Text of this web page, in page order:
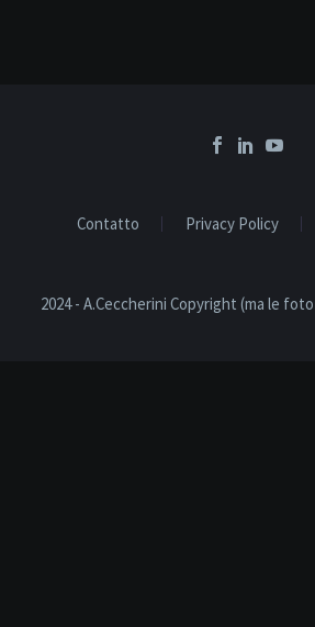
Contatto Privacy Policy
2024 - A.Ceccherini Copyright (ma le